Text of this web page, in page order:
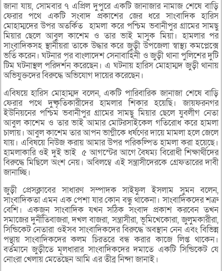
জানা যায়, সোমবার ৭ এপ্রিল দুপুরে একটি জানাজার নামাজ শেষে বাড়ি
ফেরার পথে একটি সংবাদ প্রকাশের জের ধরে সাংবাদিক হারিস
মোহাম্মদের উপর অতর্কিত হামলা করে পশ্চিম ভবানীপুর গ্রামের সামছু
মিয়ার ছেলে আবুল কাশেম ও তার ভাই মাসুক মিয়া। হামলার পর
সাংবাদিকসহ স্থানীয়রা তাকে উদ্ধার করে জুড়ী উপজেলা স্বাস্থ্য কমপ্লেক্সে
ভর্তি করেন। ঘটনার পর বাংলাদেশ সেনাবাহিনী ও জুড়ী থানা পুলিশের দুটি
টিম ঘটনাস্থল পরিদর্শন করেছেন। এ ঘটনায় হারিস মোহাম্মদ জুড়ী থানায়
অভিযুক্তদের বিরুদ্ধে অভিযোগ দায়ের করেছেন।
এবিষয়ে হারিস মোহাম্মদ বলেন, একটি পারিবারিক জানাজা শেষে বাড়ি
ফেরার পথে দুষ্কৃতিকারীদের হামলার শিকার হয়েছি। জায়ফরনগর
ইউনিয়নের পশ্চিম ভবানীপুর গ্রামের সামছু মিয়ার ছেলে যুবলীগ নেতা
আবুল কাশেম ও তার ভাই আমার মোটরসাইকেল গতিরোধ করে হামলা
চালায়। আবুল কাশেম তার আপন ভাগ্নীকে ধর্ষণের দায়ে মামলা হলে জেলে
যায়। এবিষয়ে নিউজ করায় আমার উপর পরিকল্পিত হামলা করা হয়েছে।
হামলাকারি ওই দুই ভাই ৫ আগস্টের আগে বৈষম্য বিরোধী শিক্ষার্থীদের
বিরুদ্ধে মিছিলে অংশ নেয়। অবিলম্বে এই সন্ত্রাসীদেরকে গ্রেফতারের দাবী
জানাচ্ছি।
জুড়ী প্রেসক্লাবের সাধারণ সম্পাদক সাইফুল ইসলাম সুমন বলেন,
সাংবাদিকতা এমন এক পেশা যার কোন বন্ধু থাকেনা। সাংবাদিকদের শত্রু
বেশি। একজন সাংবাদিক যখন সঠিক সংবাদ প্রকাশ করবেন তখন
সমাজের দুর্নীতিবাজরা, দখল বাজরা, সন্ত্রাসীরা, ভূমিখেকোরা, জুলুমকারীরা,
সিন্ডিকেট নেতারা ওইসব সাংবাদিকদের বিরুদ্ধে অবস্থান নেন এবং বিভিন্ন
পন্থায় সাংবাদিকদের কলম চিরতরে বন্ধ করার কাজে লিপ্ত থাকেন।
বর্তমানে জুড়ীতে মূলধারার সাংবাদিকদের দমাতে একটি সিন্ডিকেট যে
নোংরা খেলায় মেতেছেন আমি এর তীব্র নিন্দা জানাই।